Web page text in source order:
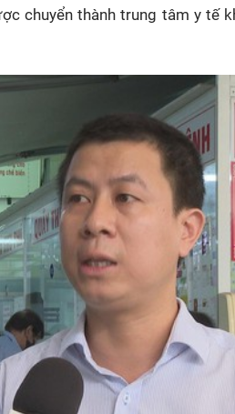
chuyển thành trung tâm y tế